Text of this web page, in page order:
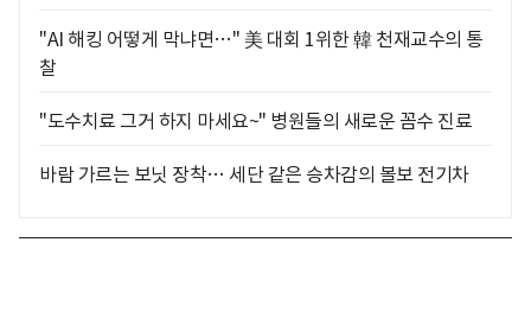
"AI 해킹 어떻게 막냐면…" 美 대회 1위한 韓 천재교수의 통
찰
"도수치료 그거 하지 마세요~" 병원들의 새로운 꼼수 진료
바람 가르는 보닛 장착… 세단 같은 승차감의 볼보 전기차